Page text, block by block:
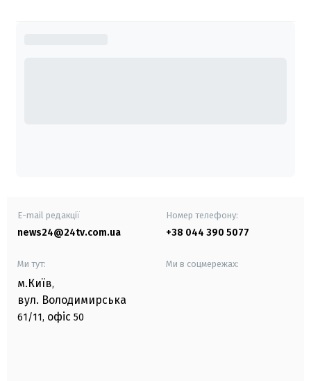
E-mail редакції
news24@24tv.com.ua
Номер телефону:
+38 044 390 5077
Ми тут:
м.Київ,
вул. Володимирська
61/11, офіс 50
Ми в соцмережах: